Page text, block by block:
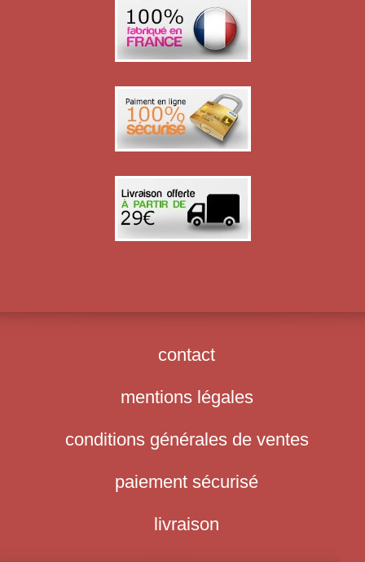
contact
mentions légales
conditions générales de ventes
paiement sécurisé
livraison